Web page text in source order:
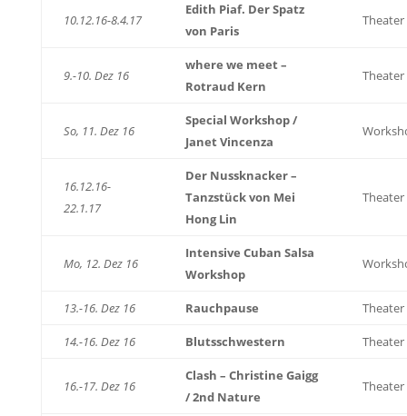
10.12.16-8.4.17
Edith Piaf. Der Spatz
von Paris
Theater
9.-10. Dez 16
where we meet –
Rotraud Kern
Theater
So, 11. Dez 16
Special Workshop /
Janet Vincenza
16.12.16-
22.1.17
Der Nussknacker –
Tanzstück von Mei
Hong Lin
Theater
Mo, 12. Dez 16
Intensive Cuban Salsa
Workshop
13.-16. Dez 16 Rauchpause Theater
14.-16. Dez 16 Blutsschwestern Theater
16.-17. Dez 16
Clash – Christine Gaigg
/ 2nd Nature
Theater